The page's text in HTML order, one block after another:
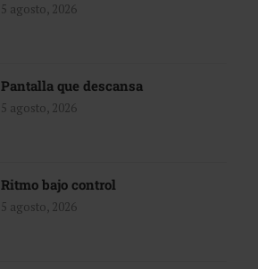
5 agosto, 2026
Pantalla que descansa
5 agosto, 2026
Ritmo bajo control
5 agosto, 2026